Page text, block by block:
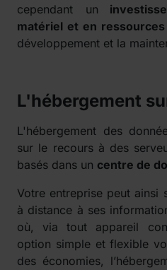
cependant un
matériel et en ressources
développement et la
L'hébergement
L'hébergement des
sur le recours à des
basés dans un centre de
Votre entreprise peut ainsi
à distance à ses
où, via tout appareil
option simple et flexible
des économies,